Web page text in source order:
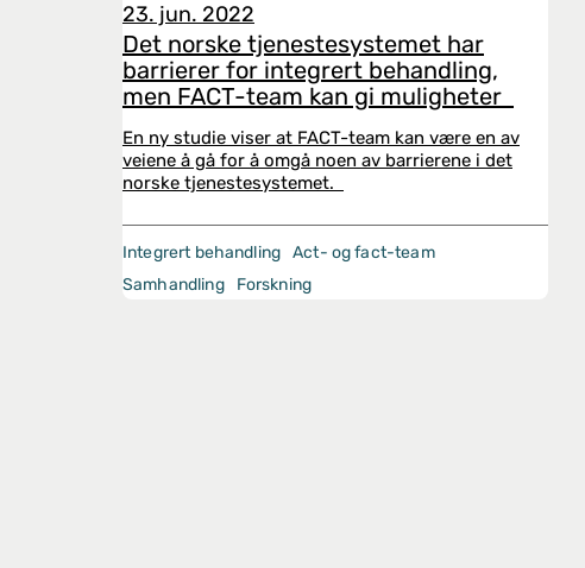
23. jun. 2022
Det norske tjenestesystemet har
barrierer for integrert behandling,
men FACT-team kan gi muligheter
En ny studie viser at FACT-team kan være en av
veiene å gå for å omgå noen av barrierene i det
norske tjenestesystemet.
Integrert behandling Act- og fact-team
Samhandling
Forskning